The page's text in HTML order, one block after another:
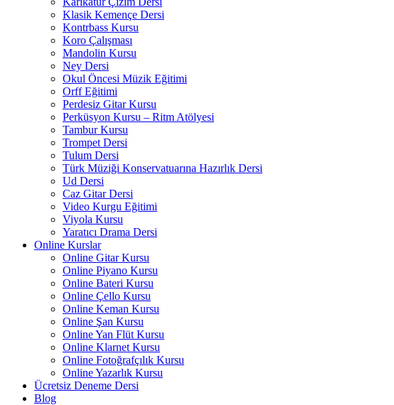
Klasik Kemençe Dersi
Kontrbass Kursu
Koro Çalışması
Mandolin Kursu
Ney Dersi
Okul Öncesi Müzik Eğitimi
Orff Eğitimi
Perdesiz Gitar Kursu
Perküsyon Kursu – Ritm Atölyesi
Tambur Kursu
Trompet Dersi
Tulum Dersi
Türk Müziği Konservatuarına Hazırlık Dersi
Ud Dersi
Caz Gitar Dersi
Video Kurgu Eğitimi
Viyola Kursu
Yaratıcı Drama Dersi
Online Kurslar
Online Gitar Kursu
Online Piyano Kursu
Online Bateri Kursu
Online Çello Kursu
Online Keman Kursu
Online Şan Kursu
Online Yan Flüt Kursu
Online Klarnet Kursu
Online Fotoğrafçılık Kursu
Online Yazarlık Kursu
Ücretsiz Deneme Dersi
Blog